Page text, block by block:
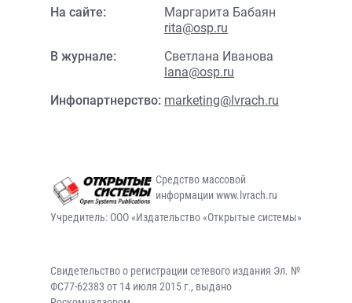
На сайте:
Маргарита Бабаян
rita@osp.ru
В журнале:
Светлана Иванова
lana@osp.ru
Инфопартнерство: marketing@lvrach.ru
Средство массовой
информации www.lvrach.ru
Учредитель: ООО «Издательство «Открытые системы»
Свидетельство о регистрации сетевого издания Эл. №
ФС77-62383 от 14 июля 2015 г., выдано